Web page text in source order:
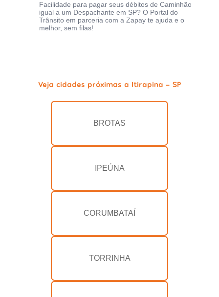
Facilidade para pagar seus débitos de Caminhão
igual a um Despachante em SP? O Portal do
Trânsito em parceria com a Zapay te ajuda e o
melhor, sem filas!
Veja cidades próximas a Itirapina - SP
BROTAS
IPEÚNA
CORUMBATAÍ
TORRINHA